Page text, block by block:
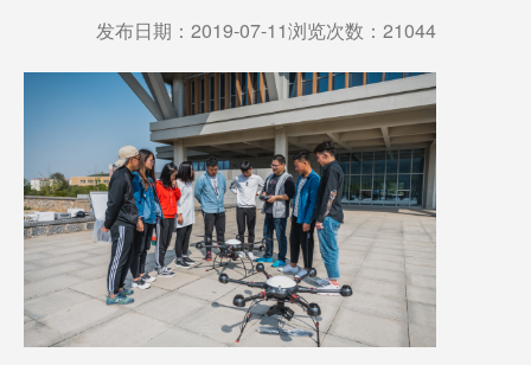
发布日期：2019-07-11浏览次数： 21044